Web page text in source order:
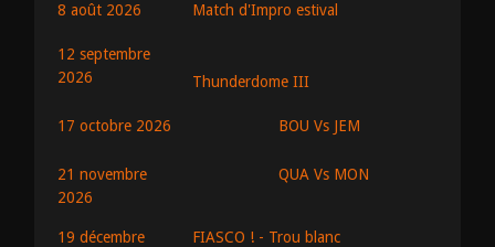
8 août 2026 Match d'Impro estival
12 septembre
2026
Thunderdome III
17 octobre 2026 BOU Vs JEM
21 novembre
2026
QUA Vs MON
19 décembre
FIASCO ! - Trou blanc